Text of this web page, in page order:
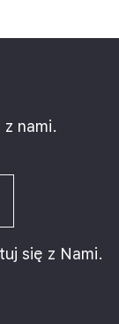
do
jakich
projektu.
nami.
się z Nami.